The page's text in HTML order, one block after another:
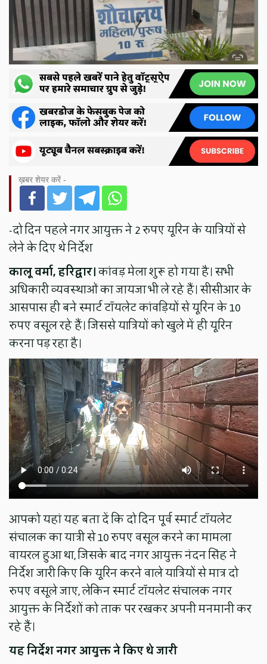
ख़बर शेयर करें -
-दो दिन पहले नगर आयुक्त ने 2 रुपए यूरिन के यात्रियों से
लेने के दिए थे निर्देश
कालू वर्मा, हरिद्वार।कांवड़ मेला शुरू हो गया है। सभी
अधिकारी व्यवस्थाओं का जायजा भी ले रहे हैं। सीसीआर के
आसपास ही बने स्मार्ट टॉयलेट कांवड़ियों से यूरिन के 10
रुपए वसूल रहे हैं। जिससे यात्रियों को खुले में ही यूरिन
करना पड़ रहा है।
आपको यहां यह बता दें कि दो दिन पूर्व स्मार्ट टॉयलेट
संचालक का यात्री से 10 रुपए वसूल करने का मामला
वायरल हुआ था, जिसके बाद नगर आयुक्त नंदन सिंह ने
निर्देश जारी किए कि यूरिन करने वाले यात्रियों से मात्र दो
रुपए वसूले जाए, लेकिन स्मार्ट टॉयलेट संचालक नगर
आयुक्त के निर्देशों को ताक पर रखकर अपनी मनमानी कर
रहे हैं।
यह निर्देश नगर आयुक्त ने किए थे जारी